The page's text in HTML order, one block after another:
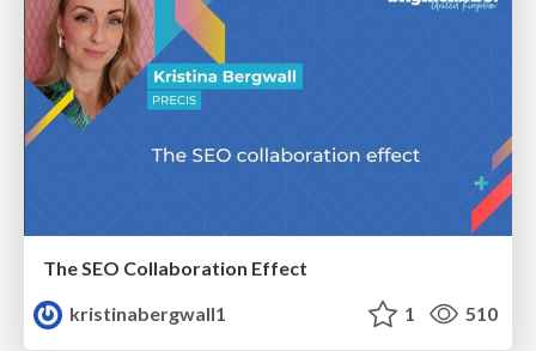
The SEO Collaboration Effect
kristinabergwall1
1 510